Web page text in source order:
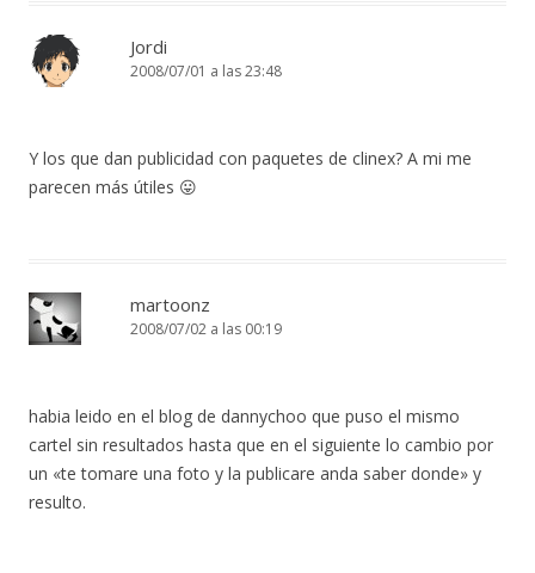
Jordi
2008/07/01 a las 23:48
Y los que dan publicidad con paquetes de clinex? A mi me
parecen más útiles 😛
martoonz
2008/07/02 a las 00:19
habia leido en el blog de dannychoo que puso el mismo
cartel sin resultados hasta que en el siguiente lo cambio por
un «te tomare una foto y la publicare anda saber donde» y
resulto.